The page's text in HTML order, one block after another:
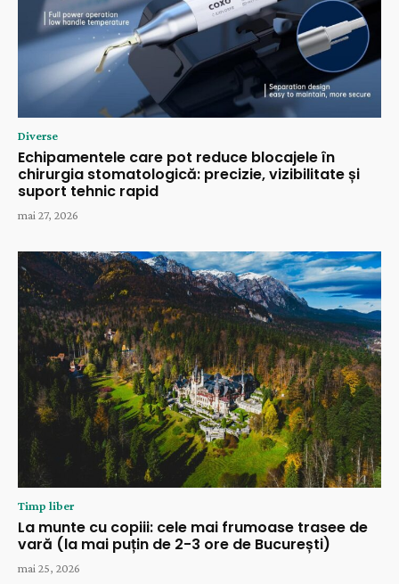
Diverse
Echipamentele care pot reduce blocajele în
chirurgia stomatologică: precizie, vizibilitate și
suport tehnic rapid
mai 27, 2026
Timp liber
La munte cu copiii: cele mai frumoase trasee de
vară (la mai puțin de 2-3 ore de București)
mai 25, 2026